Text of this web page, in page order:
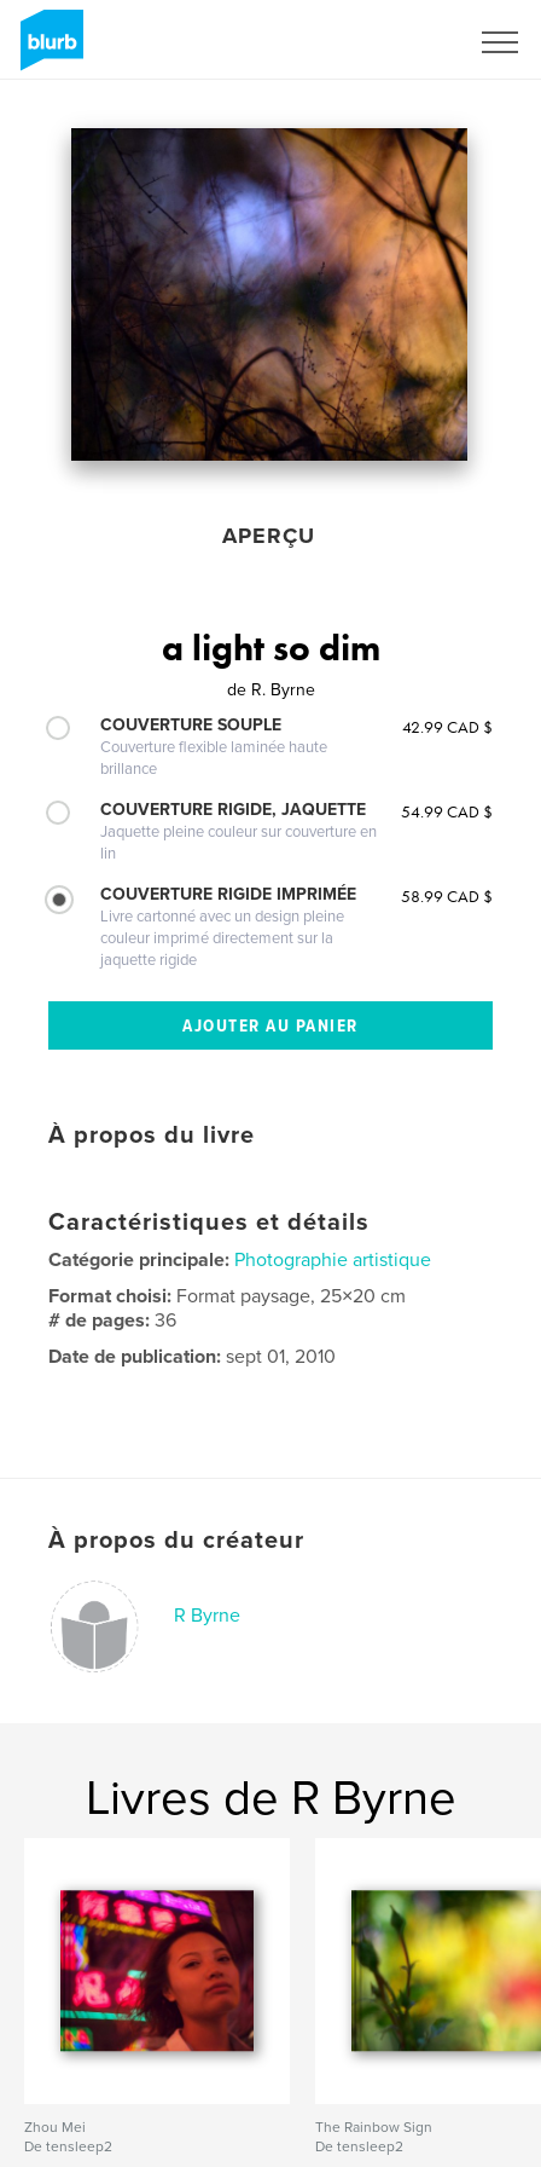
APERÇU
a light so dim
de R. Byrne
COUVERTURE SOUPLE
Couverture flexible laminée haute
brillance
42.99 CAD $
COUVERTURE RIGIDE, JAQUETTE
Jaquette pleine couleur sur couverture en
lin
54.99 CAD $
COUVERTURE RIGIDE IMPRIMÉE
Livre cartonné avec un design pleine
couleur imprimé directement sur la
jaquette rigide
58.99 CAD $
À propos du livre
Caractéristiques et détails
Catégorie principale: Photographie artistique
Format choisi: Format paysage, 25×20 cm
# de pages:36
Date de publication: sept 01, 2010
À propos du créateur
R Byrne
Livres de R Byrne
Zhou Mei
De tensleep2
The Rainbow Sign
De tensleep2